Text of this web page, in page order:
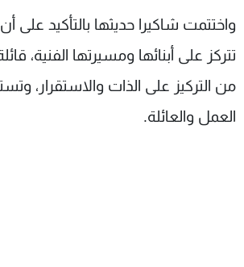
واختتمت شاكيرا حديثها بالتأكيد على أن
تتركز على أبنائها ومسيرتها الفنية،
من التركيز على الذات والاستقرار،
العمل والعائلة.